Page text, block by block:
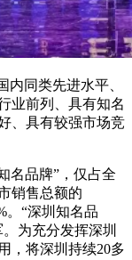
内同类先进水平、
业前列、具有知名
、具有较强市场竞
名品牌”，仅占全
销售总额的
。“深圳知名品
为充分发挥深圳
，将深圳持续20多